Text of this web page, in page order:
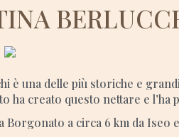
è una delle più storiche e
ha creato questo nettare e
Borgonato a circa 6 km da